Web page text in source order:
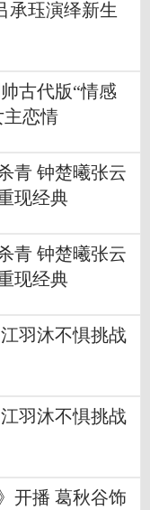
承珏演绎新生
古代版“情感
主恋情
青 钟楚曦张云
现经典
青 钟楚曦张云
现经典
羽沐不惧挑战
羽沐不惧挑战
开播 葛秋谷饰